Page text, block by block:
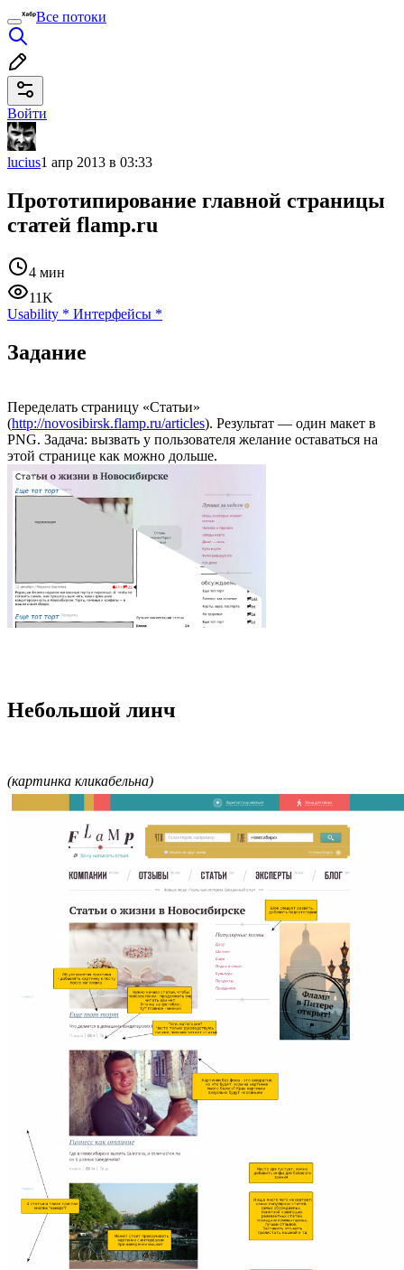
Все потоки
Войти
lucius1 апр 2013 в 03:33
Прототипирование главной страницы
статей flamp.ru
4 мин
11K
Usability * Интерфейсы *
Задание
Переделать страницу «Статьи»
(http://novosibirsk.flamp.ru/articles). Результат — один макет в
PNG. Задача: вызвать у пользователя желание оставаться на
этой странице как можно дольше.
Небольшой линч
(картинка кликабельна)